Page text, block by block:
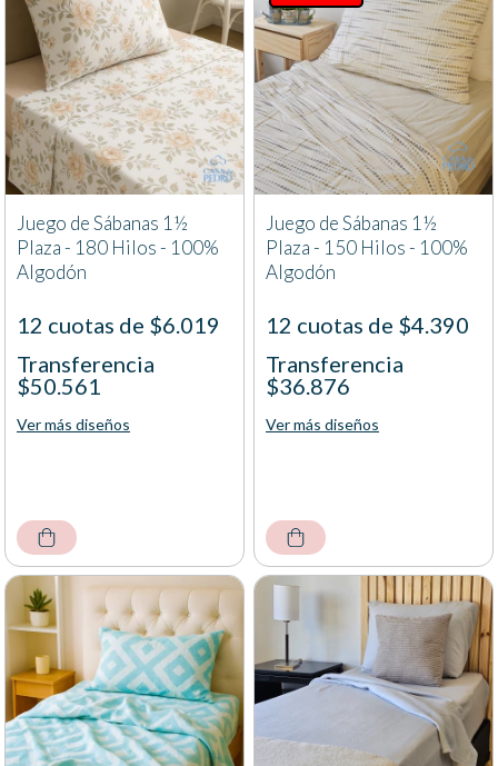
Juego de Sábanas 1½
Plaza - 180 Hilos - 100%
Algodón
12 cuotas de $6.019
Transferencia
$50.561
Ver más diseños
Juego de Sábanas 1½
Plaza - 150 Hilos - 100%
Algodón
12 cuotas de $4.390
Transferencia
$36.876
Ver más diseños